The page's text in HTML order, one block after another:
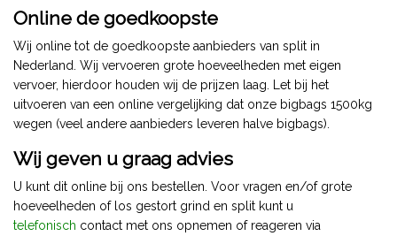
Online de goedkoopste
Wij online tot de goedkoopste aanbieders van split in
Nederland. Wij vervoeren grote hoeveelheden met eigen
vervoer, hierdoor houden wij de prijzen laag. Let bij het
uitvoeren van een online vergelijking dat onze bigbags 1500kg
wegen (veel andere aanbieders leveren halve bigbags).
Wij geven u graag advies
U kunt dit online bij ons bestellen. Voor vragen en/of grote
hoeveelheden of los gestort grind en split kunt u
telefonisch contact met ons opnemen of reageren via